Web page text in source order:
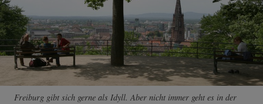
Freiburg gibt sich gerne als Idyll. Aber nicht immer geht es in der